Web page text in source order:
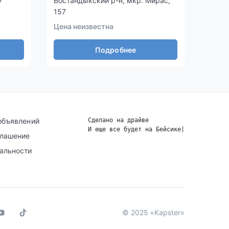
157
Цена неизвестна
Подробнее
Сделано на драйве
И еще все будет на Бейсике
© 2025 «Kapster»